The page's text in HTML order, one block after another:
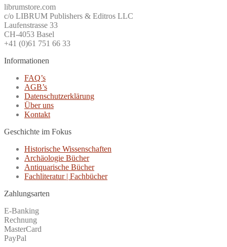
librumstore.com
c/o LIBRUM Publishers & Editros LLC
Laufenstrasse 33
CH-4053 Basel
+41 (0)61 751 66 33
Informationen
FAQ’s
AGB’s
Datenschutzerklärung
Über uns
Kontakt
Geschichte im Fokus
Historische Wissenschaften
Archäologie Bücher
Antiquarische Bücher
Fachliteratur | Fachbücher
Zahlungsarten
E-Banking
Rechnung
MasterCard
PayPal